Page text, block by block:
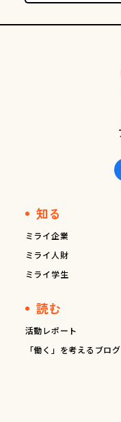
知る
ミライ企業
ミライ人財
ミライ学生
読む
活動レポート
「働く」を考えるブログ